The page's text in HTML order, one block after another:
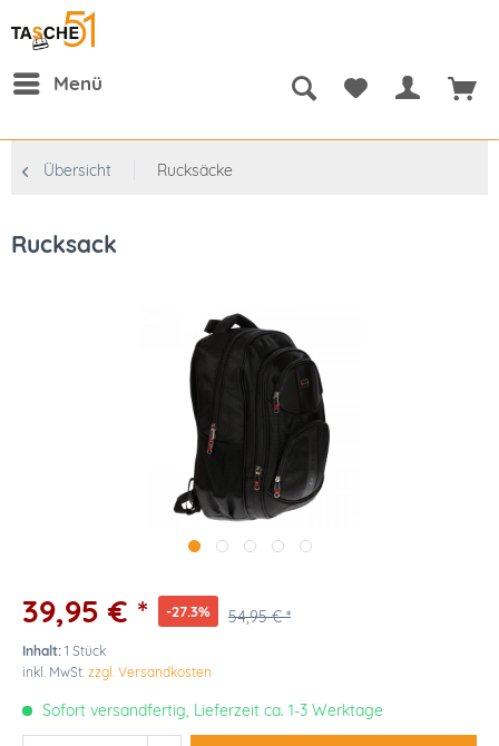
Menü
Übersicht Rucksäcke
Rucksack
39,95 € * -27.3% 54,95 € *
Inhalt: 1 Stück
inkl. MwSt. zzgl. Versandkosten
Sofort versandfertig, Lieferzeit ca. 1-3 Werktage